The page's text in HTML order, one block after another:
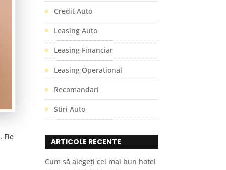
Fie
Credit Auto
Leasing Auto
Leasing Financiar
Leasing Operational
Recomandari
Stiri Auto
ARTICOLE RECENTE
Cum să alegeți cel mai bun hotel